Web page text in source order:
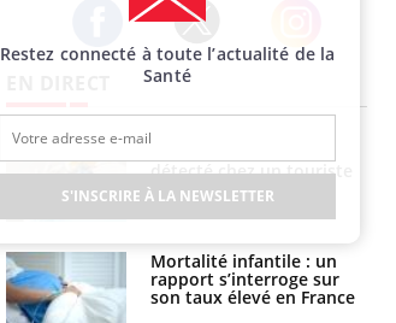
Facebook Twitter Instagram
détecté chez un touriste
en France
Mortalité infantile : un
rapport s’interroge sur
son taux élevé en France
Restez connecté à toute l’actualité de la
Santé
S'INSCRIRE À LA NEWSLETTER